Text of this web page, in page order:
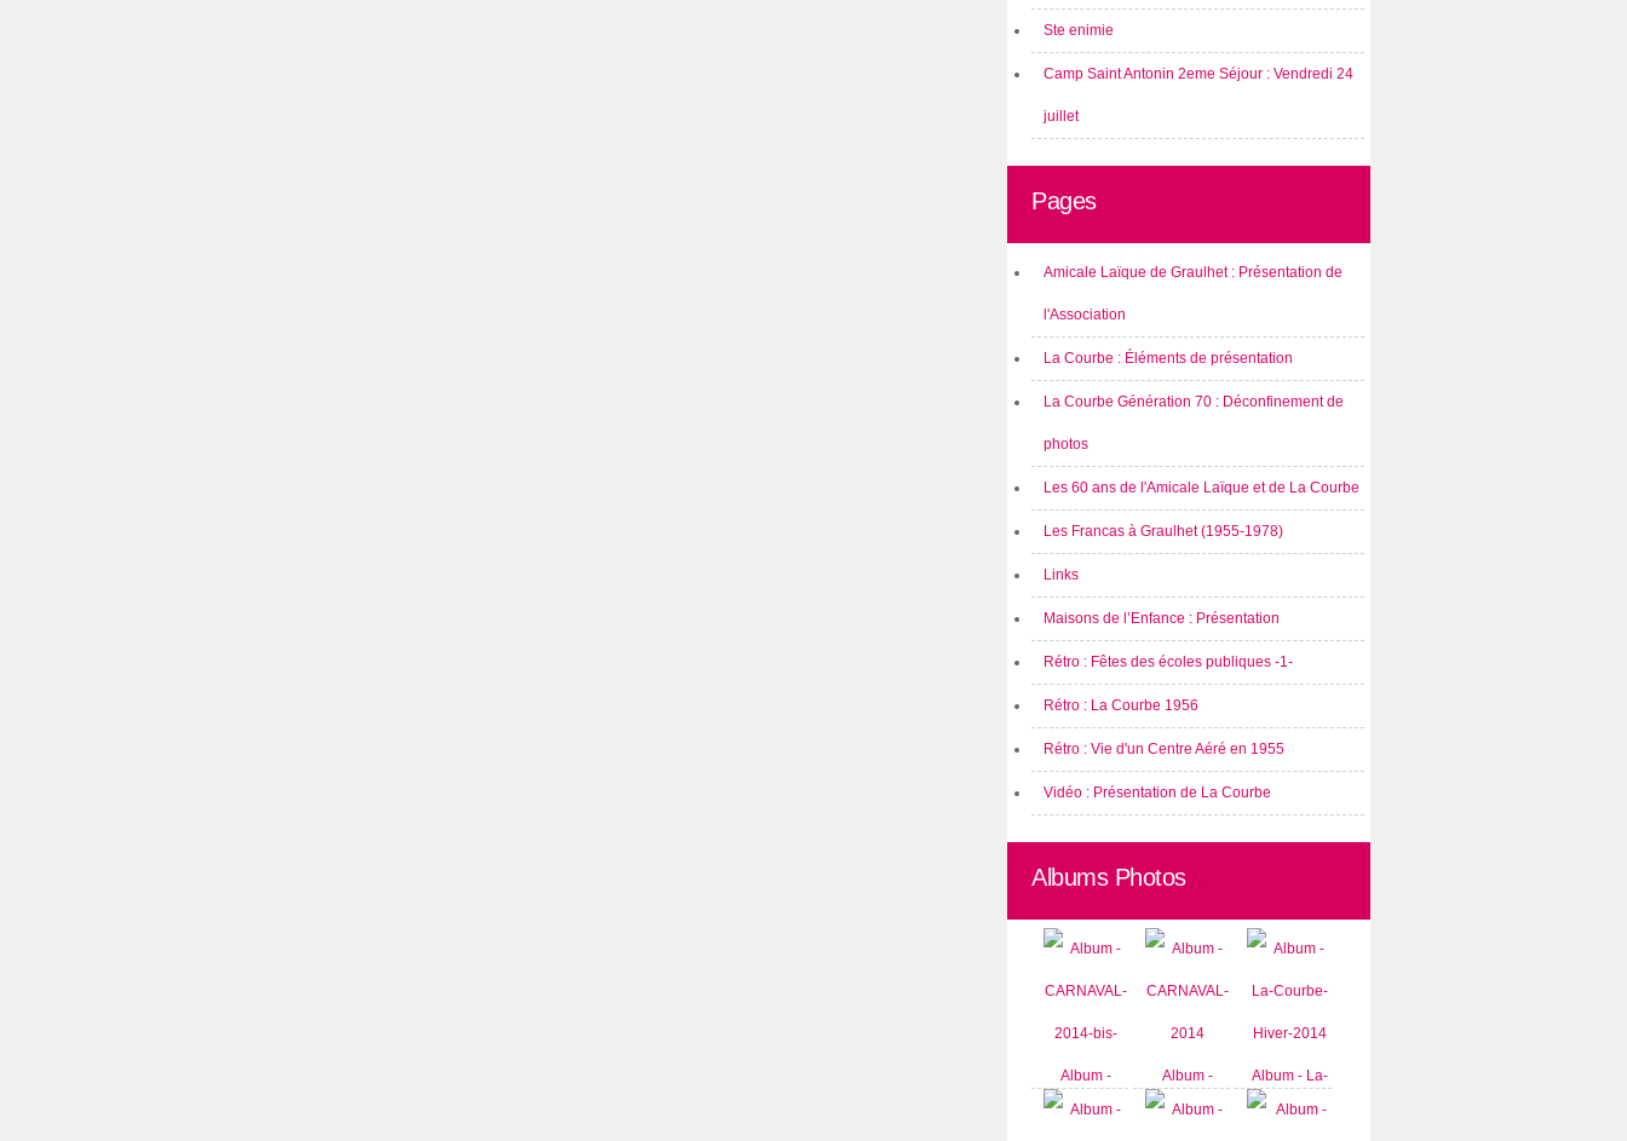
Ste enimie
Camp Saint Antonin 2eme Séjour : Vendredi 24
juillet
Pages
Amicale Laïque de Graulhet : Présentation de
l'Association
La Courbe : Éléments de présentation
La Courbe Génération 70 : Déconfinement de
photos
Les 60 ans de l'Amicale Laïque et de La Courbe
Les Francas à Graulhet (1955-1978)
Links
Maisons de l’Enfance : Présentation
Rétro : Fêtes des écoles publiques -1-
Rétro : La Courbe 1956
Rétro : Vie d'un Centre Aéré en 1955
Vidéo : Présentation de La Courbe
Albums Photos
Album -
CARNAVAL-
Album -
CARNAVAL-
Album - La-
Courbe-